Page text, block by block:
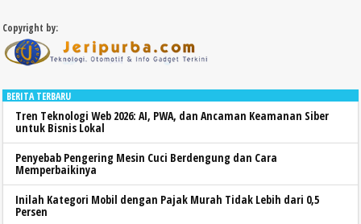
Copyright by:
BERITA TERBARU
Tren Teknologi Web 2026: AI, PWA, dan Ancaman Keamanan Siber
untuk Bisnis Lokal
Penyebab Pengering Mesin Cuci Berdengung dan Cara
Memperbaikinya
Inilah Kategori Mobil dengan Pajak Murah Tidak Lebih dari 0,5
Persen